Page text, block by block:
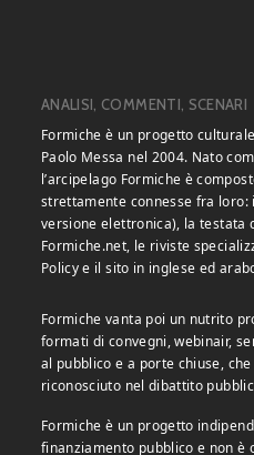
ANALISI, COMMENTI, SCENARI
Formiche è un progetto
Paolo Messa nel 2004. Nato
l’arcipelago Formiche è
strettamente connesse fra
versione elettronica), la testata
Formiche.net, le riviste
Policy e il sito in inglese ed
Formiche vanta poi un nutrito
formati di convegni, webinair,
al pubblico e a porte chiuse,
riconosciuto nel dibattito
Formiche è un progetto
finanziamento pubblico e non è